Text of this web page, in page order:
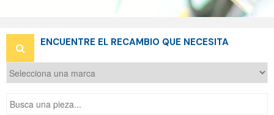
ENCUENTRE EL RECAMBIO QUE NECESITA